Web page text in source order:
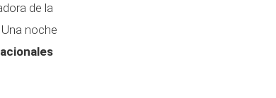
de la
noche